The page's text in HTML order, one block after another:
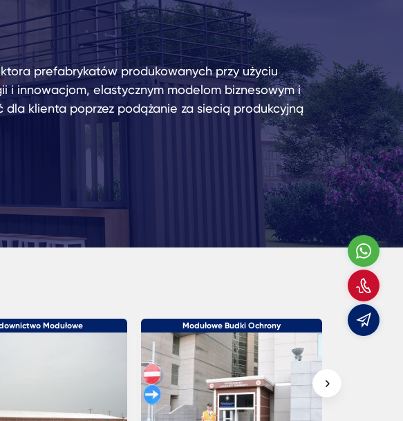
prefabrykatów produkowanych przy użyciu
i innowacjom, elastycznym modelom biznesowym i
klienta poprzez podążanie za siecią produkcyjną
Modułowe Modułowe Budki Ochrony